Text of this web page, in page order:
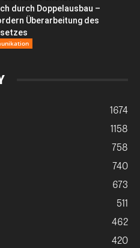
durch Doppelausbau –
Überarbeitung des
1674
1158
758
740
673
511
462
420